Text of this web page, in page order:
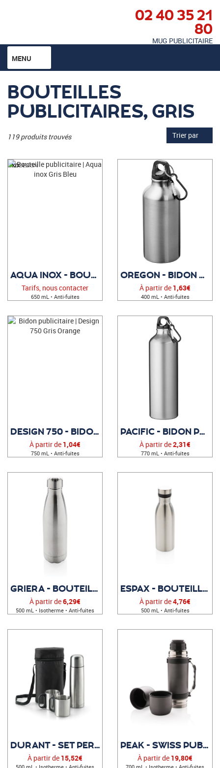
02 40 35 21
80
MUG PUBLICITAIRE
MENU
BOUTEILLES
PUBLICITAIRES, GRIS
119 produits trouvés Trier par
AQUA INOX - BOUTEILLE PUBLICITAIRE
Tarifs, nous contacter
650 mL • Anti-fuites
OREGON - BIDON PUBLICITAIRE
À partir de 1,63€
400 mL • Anti-fuites
DESIGN 750 - BIDON PUBLICITAIRE
À partir de 1,04€
750 mL • Anti-fuites
PACIFIC - BIDON PUBLICITAIRE
À partir de2,31€
770 mL • Anti-fuites
GRIERA - BOUTEILLE PERSONNALISÉE
À partir de6,29€
500 mL • Isotherme • Anti-fuites
ESPAX - BOUTEILLE PERSONNALISÉE
À partir de4,76€
500 mL • Anti-fuites
DURANT - SET PERSONNALISABLE
À partir de 15,52€
PEAK - SWISS PUBLICITAIRE
À partir de 19,80€